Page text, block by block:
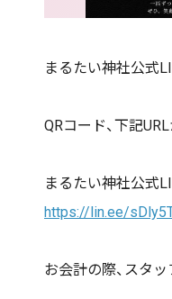
まるたい神社公式
QRコード、下記
まるたい神社公式
https://lin.ee/
お会計の際、スタ